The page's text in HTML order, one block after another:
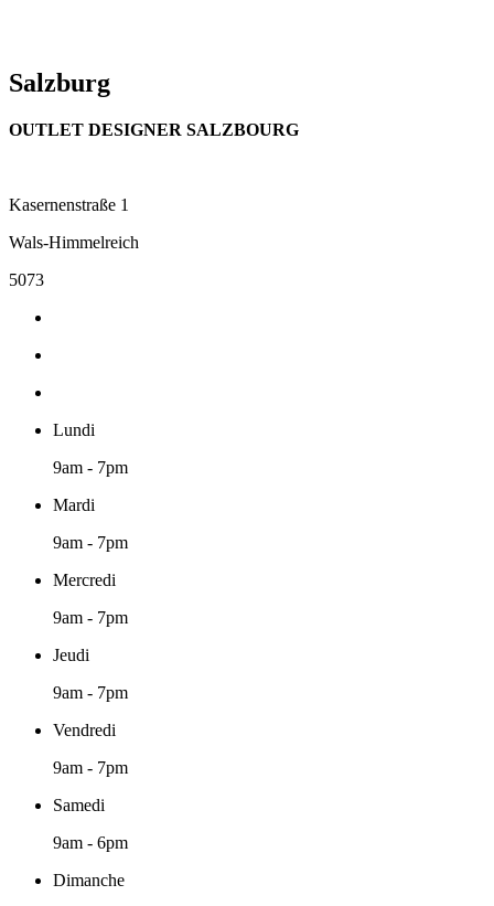
Salzburg
OUTLET DESIGNER SALZBOURG
Kasernenstraße 1
Wals-Himmelreich
5073
Lundi
9am - 7pm
Mardi
9am - 7pm
Mercredi
9am - 7pm
Jeudi
9am - 7pm
Vendredi
9am - 7pm
Samedi
9am - 6pm
Dimanche